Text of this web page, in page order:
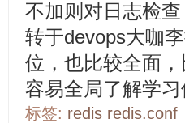
不加则对日志检查
转于devops大咖
位，也比较全面
容易全局了解学习
标签: redis redis.conf